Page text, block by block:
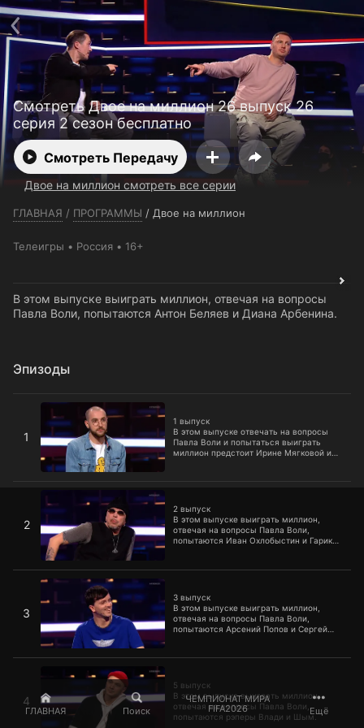
ГЛАВНАЯ Поиск
ЧЕМПИОНАТ МИРА
FIFA2026
Ещё
Смотреть Двое на миллион 26 выпуск 26
серия 2 сезон бесплатно
Смотреть Передачу
Двое на миллион смотреть все серии
ГЛАВНАЯ / ПРОГРАММЫ / Двое на миллион
Телеигры Россия 16+
В этом выпуске выиграть миллион, отвечая на вопросы
Павла Воли, попытаются Антон Беляев и Диана Арбенина.
Эпизоды
1
1 выпуск
В этом выпуске отвечать на вопросы
Павла Воли и попытаться выиграть
миллион предстоит Ирине Мягковой и
1 выпуск
2
2 выпуск
В этом выпуске выиграть миллион,
отвечая на вопросы Павла Воли,
попытаются Иван Охлобыстин и Гарик
2 выпуск
3
3 выпуск
В этом выпуске выиграть миллион,
отвечая на вопросы Павла Воли,
попытаются Арсений Попов и Сергей
3 выпуск
4
5 выпуск
В этом выпуске выиграть миллион,
отвечая на вопросы Павла Воли,
попытаются рэперы Влади и Шым.
Телефон поддержки:+7 (727) 323 10 92
Пользовательское соглашение
Политика конфиденциальности
Открыть приложение
Ввести промокод